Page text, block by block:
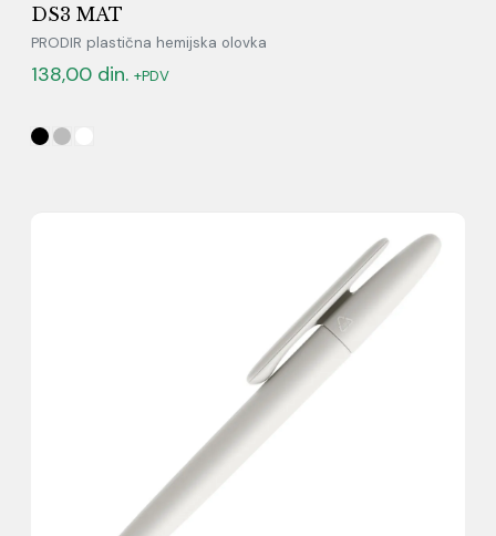
DS3 MAT
PRODIR plastična hemijska olovka
138,00 din. +PDV